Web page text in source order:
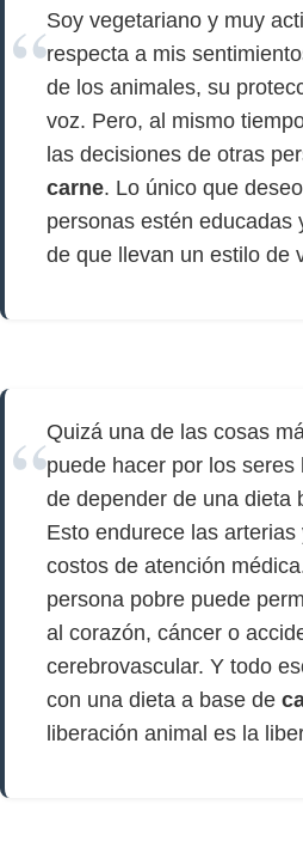
Soy vegetariano y muy
respecta a mis
de los animales, su
voz. Pero, al mismo
las decisiones de otras
carne. Lo único que
personas estén educadas
de que llevan un estilo de
Quizá una de las cosas
puede hacer por los
de depender de una dieta
Esto endurece las
costos de atención
persona pobre puede
al corazón, cáncer o
cerebrovascular. Y todo
con una dieta a base de
liberación animal es la